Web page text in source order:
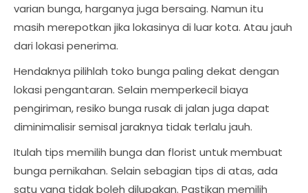
varian bunga, harganya juga bersaing. Namun itu
masih merepotkan jika lokasinya di luar kota. Atau jauh
dari lokasi penerima.
Hendaknya pilihlah toko bunga paling dekat dengan
lokasi pengantaran. Selain memperkecil biaya
pengiriman, resiko bunga rusak di jalan juga dapat
diminimalisir semisal jaraknya tidak terlalu jauh.
Itulah tips memilih bunga dan florist untuk membuat
bunga pernikahan. Selain sebagian tips di atas, ada
satu yang tidak boleh dilupakan. Pastikan memilih